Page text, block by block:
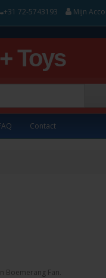
+31 72-5743193 Mijn
Toys
Contact
Boemerang Fan.